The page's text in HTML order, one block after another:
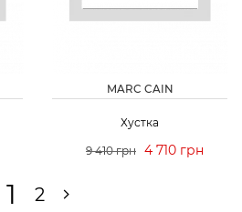
MARC CAIN
Хустка
9 410 грн 4 710 грн
1 2